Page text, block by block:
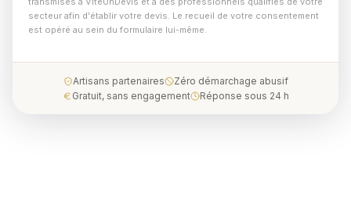
secteur afin d'établir votre devis. Le recueil de votre consentement
est opéré au sein du formulaire lui-même.
Artisans partenaires
Zéro démarchage abusif
Gratuit, sans engagement
Réponse sous 24 h